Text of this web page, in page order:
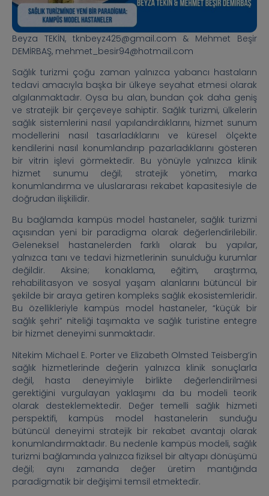
Beyza TEKİN, tknbeyz425@gmail.com & Mehmet Beşir
DEMİRBAŞ, mehmet_besir94@hotmail.com
Sağlık turizmi çoğu zaman yalnızca yabancı hastaların
tedavi amacıyla başka bir ülkeye seyahat etmesi olarak
algılanmaktadır. Oysa bu alan, bundan çok daha geniş
ve stratejik bir çerçeveye sahiptir. Sağlık turizmi, ülkelerin
sağlık sistemlerini nasıl yapılandırdıklarını, hizmet sunum
modellerini nasıl tasarladıklarını ve küresel ölçekte
kendilerini nasıl konumlandırıp pazarladıklarını gösteren
bir vitrin işlevi görmektedir. Bu yönüyle yalnızca klinik
hizmet sunumu değil; stratejik yönetim, marka
konumlandırma ve uluslararası rekabet kapasitesiyle de
doğrudan ilişkilidir.
Bu bağlamda kampüs model hastaneler, sağlık turizmi
açısından yeni bir paradigma olarak değerlendirilebilir.
Geleneksel hastanelerden farklı olarak bu yapılar,
yalnızca tanı ve tedavi hizmetlerinin sunulduğu kurumlar
değildir. Aksine; konaklama, eğitim, araştırma,
rehabilitasyon ve sosyal yaşam alanlarını bütüncül bir
şekilde bir araya getiren kompleks sağlık ekosistemleridir.
Bu özellikleriyle kampüs model hastaneler, “küçük bir
sağlık şehri” niteliği taşımakta ve sağlık turistine entegre
bir hizmet deneyimi sunmaktadır.
Nitekim Michael E. Porter ve Elizabeth Olmsted Teisberg’in
sağlık hizmetlerinde değerin yalnızca klinik sonuçlarla
değil, hasta deneyimiyle birlikte değerlendirilmesi
gerektiğini vurgulayan yaklaşımı da bu modeli teorik
olarak desteklemektedir. Değer temelli sağlık hizmeti
perspektifi, kampüs model hastanelerin sunduğu
bütüncül deneyimi stratejik bir rekabet avantajı olarak
konumlandırmaktadır. Bu nedenle kampüs modeli, sağlık
turizmi bağlamında yalnızca fiziksel bir altyapı dönüşümü
değil; aynı zamanda değer üretim mantığında
paradigmatik bir değişimi temsil etmektedir.